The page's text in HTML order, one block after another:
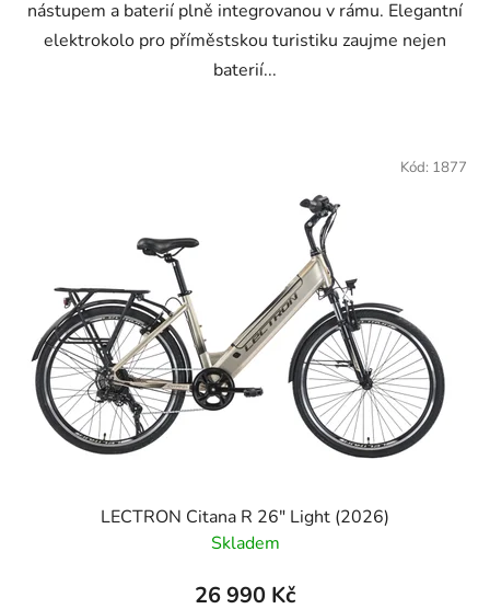
nástupem a baterií plně integrovanou v rámu. Elegantní
elektrokolo pro příměstskou turistiku zaujme nejen
baterií...
LECTRON Citana R 26" Light (2026)
Skladem
26 990 Kč
Kód: 1877